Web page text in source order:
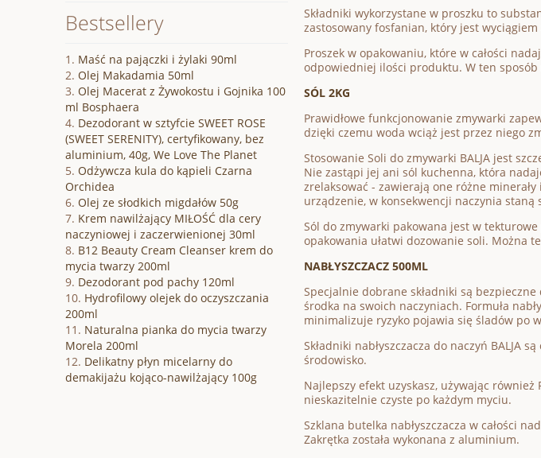
Bestsellery
Maść na pajączki i żylaki 90ml
Olej Makadamia 50ml
Olej Macerat z Żywokostu i Gojnika 100
ml Bosphaera
Dezodorant w sztyfcie SWEET ROSE
(SWEET SERENITY), certyfikowany, bez
aluminium, 40g, We Love The Planet
Odżywcza kula do kąpieli Czarna
Orchidea
Olej ze słodkich migdałów 50g
Krem nawilżający MIŁOŚĆ dla cery
naczyniowej i zaczerwienionej 30ml
B12 Beauty Cream Cleanser krem do
mycia twarzy 200ml
Dezodorant pod pachy 120ml
Hydrofilowy olejek do oczyszczania
200ml
Naturalna pianka do mycia twarzy
Morela 200ml
Delikatny płyn micelarny do
demakijażu kojąco-nawilżający 100g
Składniki wykorzystane w proszku to
zastosowany fosfanian, który jest
Proszek w opakowaniu, które w całości
odpowiedniej ilości produktu. W ten
SÓL 2KG
Prawidłowe funkcjonowanie zmywarki
dzięki czemu woda wciąż jest przez niego
Stosowanie Soli do zmywarki BALJA jest
Nie zastąpi jej ani sól kuchenna, która
zrelaksować - zawierają one różne
urządzenie, w konsekwencji naczynia staną
Sól do zmywarki pakowana jest w
opakowania ułatwi dozowanie soli. Można
NABŁYSZCZACZ 500ML
Specjalnie dobrane składniki są
środka na swoich naczyniach. Formuła
minimalizuje ryzyko pojawia się śladów po
Składniki nabłyszczacza do naczyń BALJA
środowisko.
Najlepszy efekt uzyskasz, używając również
nieskazitelnie czyste po każdym myciu.
Szklana butelka nabłyszczacza w całości
Zakrętka została wykonana z aluminium.